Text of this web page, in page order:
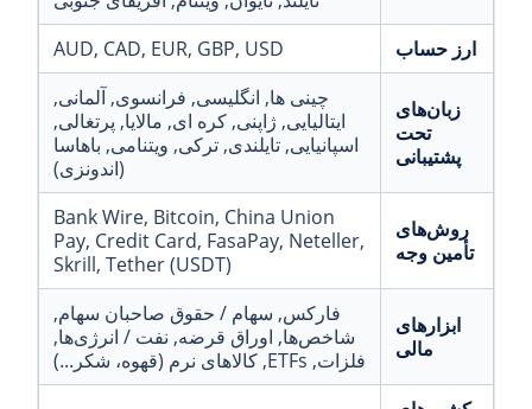
ارز حساب
AUD, CAD, EUR, GBP, USD
زبان‌های
تحت
پشتیبانی
چینی ها, انگلیسی, فرانسوی, آلمانی,
ایتالیایی, ژاپنی, کره ای, مالایا, پرتغالی,
اسپانیایی, تایلندی, ترکی, ویتنامی, باهاسا
(اندونزی)
روش‌های
تأمین وجه
Bank Wire, Bitcoin, China Union
Pay, Credit Card, FasaPay, Neteller,
Skrill, Tether (USDT)
ابزارهای
مالی
فارکس, سهام / حقوق صاحبان سهام,
شاخص‌ها, اوراق قرضه, نفت / انرژی‌ها,
فلزات, ETFs
, کالاهای نرم (قهوه، شکر...)